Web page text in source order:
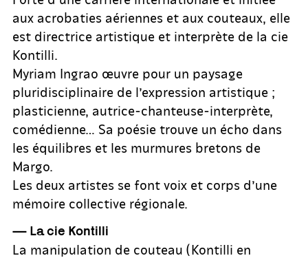
aux acrobaties aériennes et aux couteaux, elle
est directrice artistique et interprète de la cie
Kontilli.
Myriam Ingrao œuvre pour un paysage
pluridisciplinaire de l’expression artistique ;
plasticienne, autrice-chanteuse-interprète,
comédienne… Sa poésie trouve un écho dans
les équilibres et les murmures bretons de
Margo.
Les deux artistes se font voix et corps d’une
mémoire collective régionale.
— La cie Kontilli
La manipulation de couteau (Kontilli en